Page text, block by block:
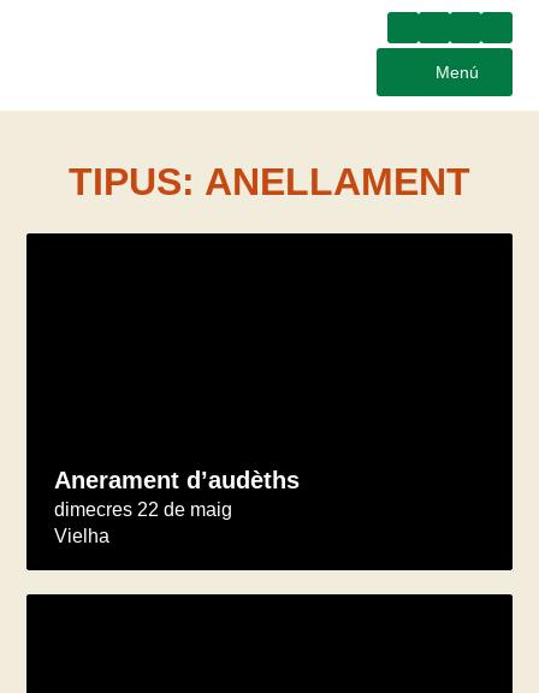
Menú
TIPUS: ANELLAMENT
Anerament d’audèths
dimecres 22 de maig
Vielha